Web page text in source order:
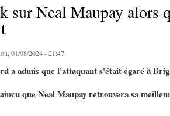
sur Neal Maupay alors
01/08/2024 - 21:47
a admis que l'attaquant s'était égaré à
que Neal Maupay retrouvera sa